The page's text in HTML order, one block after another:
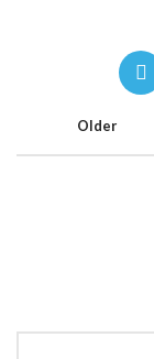
Older